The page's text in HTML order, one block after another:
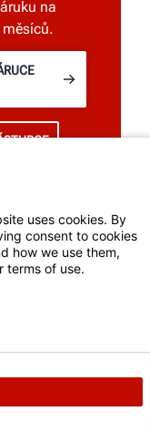
na
V USA
Při
uses cookies. By
consent to cookies
how we use them,
terms of use.